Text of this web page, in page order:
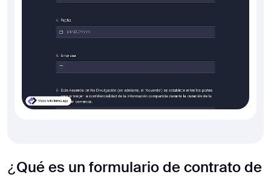
¿Qué es un formulario de contrato de